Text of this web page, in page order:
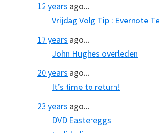
12 years ago...
Vrijdag Volg Tip : Evernote
17 years ago...
John Hughes overleden
20 years ago...
It’s time to return!
23 years ago...
DVD Eastereggs